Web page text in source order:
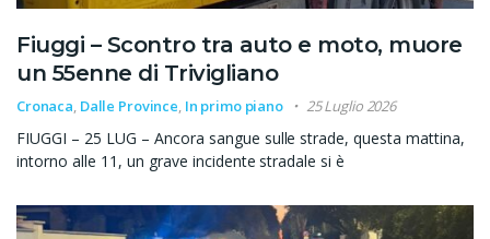
Fiuggi – Scontro tra auto e moto, muore
un 55enne di Trivigliano
Cronaca, Dalle Province, In primo piano 25 Luglio 2026
FIUGGI – 25 LUG – Ancora sangue sulle strade, questa mattina,
intorno alle 11, un grave incidente stradale si è